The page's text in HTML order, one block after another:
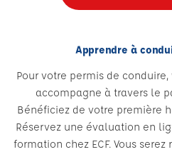
Apprendre à
Pour votre permis de
accompagne à travers le
Bénéficiez de votre première
Réservez une évaluation en
formation chez ECF. Vous